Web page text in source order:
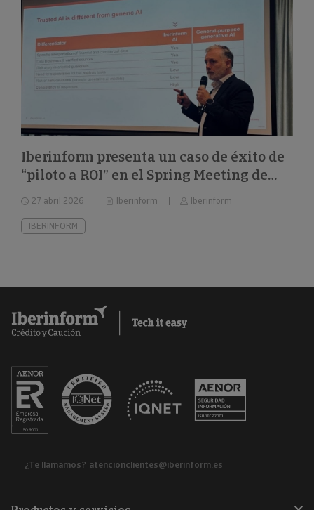
Iberinform presenta un caso de éxito de
“piloto a ROI” en el Spring Meeting de
FEBIS
27 abril 2026 Iberinform Iberinform
IBERINFORM
¿Te llamamos? atencionclientes@iberinform.es